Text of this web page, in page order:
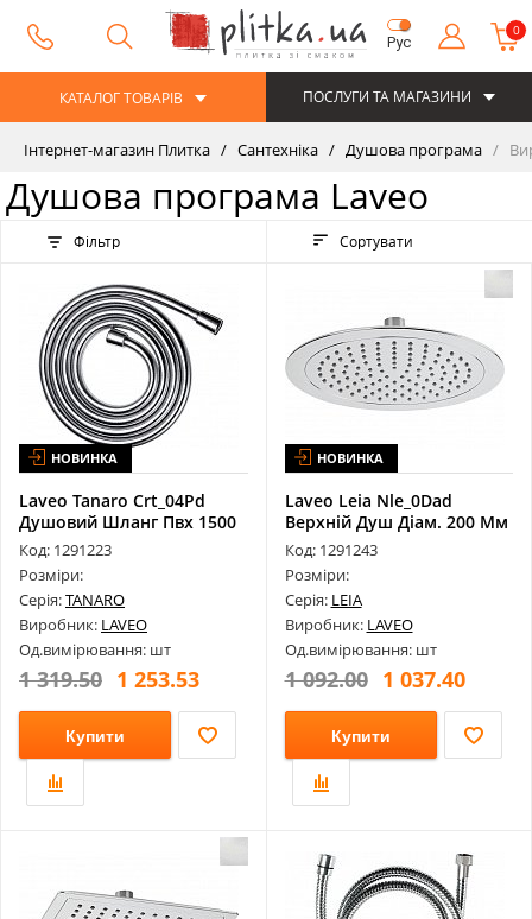
Рус
0
КАТАЛОГ ТОВАРІВ ПОСЛУГИ ТА МАГАЗИНИ
Інтернет-магазин Плитка Сантехніка Душова програма
Душова програма Laveo
Фільтр Сортувати
НОВИНКА
Laveo Tanaro Crt_04Pd
Душовий Шланг Пвх 1500
Мм
Код: 1291223
Розміри:
Серія:TANARO
Виробник: LAVEO
Од.вимірювання: шт
1 319.50 1 253.53
Купити
НОВИНКА
Laveo Leia Nle_0Dad
Верхній Душ Діам. 200 Мм
Код: 1291243
Розміри:
Серія: LEIA
Виробник: LAVEO
Од.вимірювання: шт
1 092.00 1 037.40
Купити